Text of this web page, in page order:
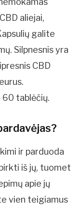
aliejai,
galite
Silpnesnis yra
CBD
60 tablėčių.
ir parduoda
iš jų, tuomet
apie jų
vien teigiamus